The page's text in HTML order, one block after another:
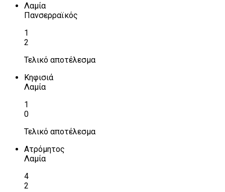
Λαμία
Πανσερραϊκός
1
2
Τελικό αποτέλεσμα
Κηφισιά
Λαμία
1
0
Τελικό αποτέλεσμα
Ατρόμητος
Λαμία
4
2